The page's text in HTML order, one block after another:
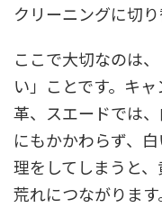
クリーニングに切り
ここで大切なのは
い」ことです。キ
革、スエードでは、
にもかかわらず、
理をしてしまうと
荒れにつながりま